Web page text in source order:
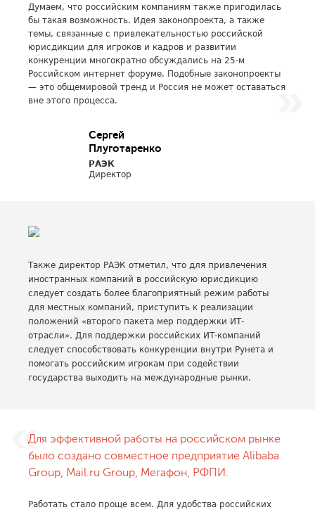
Думаем, что российским компаниям также пригодилась
бы такая возможность. Идея законопроекта, а также
темы, связанные с привлекательностью российской
юрисдикции для игроков и кадров и развитии
конкуренции многократно обсуждались на 25-м
Российском интернет форуме. Подобные законопроекты
— это общемировой тренд и Россия не может оставаться
вне этого процесса.
Сергей
Плуготаренко
РАЭК
Директор
Также директор РАЭК отметил, что для привлечения
иностранных компаний в российскую юрисдикцию
следует создать более благоприятный режим работы
для местных компаний, приступить к реализации
положений «второго пакета мер поддержки ИТ-
отрасли». Для поддержки российских ИТ-компаний
следует способствовать конкуренции внутри Рунета и
помогать российским игрокам при содействии
государства выходить на международные рынки.
Для эффективной работы на российском рынке
было создано совместное предприятие Alibaba
Group, Mail.ru Group, Мегафон, РФПИ.
Работать стало проще всем. Для удобства российских